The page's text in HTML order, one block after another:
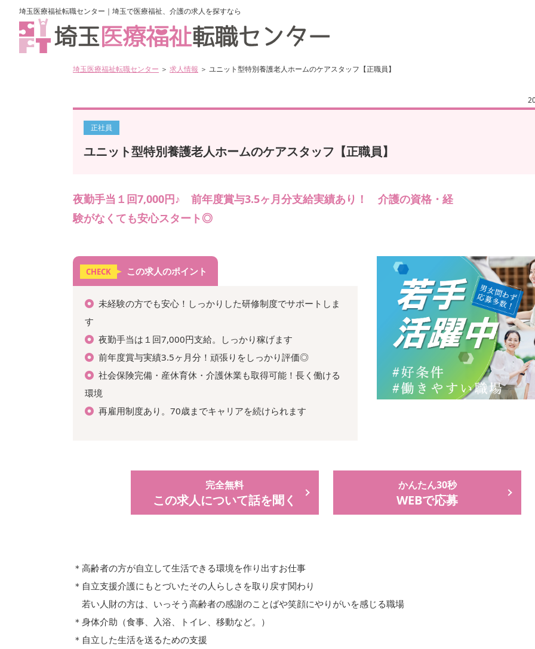
埼玉医療福祉転職センター｜埼玉で医療福祉、介護の求人を探すなら
埼玉医療福祉転職センター ＞ 求人情報 ＞ ユニット型特別養護老人ホームのケアスタッフ【正職員】
正社員
ユニット型特別養護老人ホームのケアスタッフ【正職員】
夜勤手当１回7,000円♪ 前年度賞与3.5ヶ月分支給実績あり！ 介護の資格・経
験がなくても安心スタート◎
CHECK この求人のポイント
未経験の方でも安心！しっかりした研修制度でサポートしま
す
夜勤手当は１回7,000円支給。しっかり稼げます
前年度賞与実績3.5ヶ月分！頑張りをしっかり評価◎
社会保険完備・産休育休・介護休業も取得可能！長く働ける
環境
再雇用制度あり。70歳までキャリアを続けられます
完全無料
この求人について話を聞く
かんたん30秒
WEBで応募
＊高齢者の方が自立して生活できる環境を作り出すお仕事
＊自立支援介護にもとづいたその人らしさを取り戻す関わり
若い人財の方は、いっそう高齢者の感謝のことばや笑顔にやりがいを感じる職場
＊身体介助（食事、入浴、トイレ、移動など。）
＊自立した生活を送るための支援